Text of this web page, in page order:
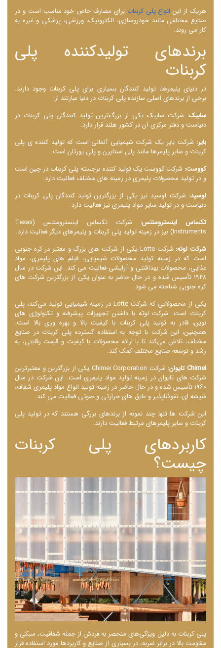
هریک از این انواع پلی کربنات برای مصارف خاص خود مناسب است و در
صنایع مختلفی مانند خودروسازی، الکترونیک، ورزشی، پزشکی و غیره به
کار می ‌روند.
برندهای تولیدکننده پلی
کربنات
در دنیای پلیمرها، تولید کنندگان بسیاری برای پلی کربنات وجود دارند.
برخی از برندهای اصلی سازنده پلی کربنات در دنیا عبارتند از:
سابیک: شرکت سابیک یکی از بزرگ‌ترین تولید کنندگان پلی کربنات در
دنیاست و دفتر مرکزی آن در کشور هلند قرار دارد.
بایر: شرکت بایر یک شرکت شیمیایی آلمانی است که تولید کننده ‌ی پلی
کربنات و سایر پلیمرها مانند پلی ‌استایرن و پلی ‌یورتان است.
کووست: شرکت کووست یک تولید کننده برجسته پلی کربنات در چین است
و در تولید محصولات پلیمری در زمینه ‌های مختلف فعالیت دارد.
لوسید: شرکت لوسید نیز یکی از بزرگترین تولید کنندگان پلی کربنات در
دنیاست و در تولید سایر مواد پلیمری نیز فعالیت دارد.
تکساس اینسترومنتس:
شرکت تکساس اینسترومنتس (Texas
Instruments) نیز در زمینه تولید پلی کربنات و پلیمرهای دیگر فعالیت دارد.
شرکت لوته:
شرکت Lotte یکی از شرکت ‌های بزرگ و معتبر در کره جنوبی
است که در زمینه تولید محصولات شیمیایی، فیلم ‌های پلیمری، مواد
غذایی، محصولات بهداشتی و آرایشی فعالیت می ‌کند. این شرکت در سال
۱۹۴۸ تأسیس شده و در حال حاضر به عنوان یکی از بزرگترین شرکت ‌های
کره جنوبی شناخته می شود.
یکی از محصولاتی که شرکت Lotte در زمینه شیمیایی تولید می‌کند، پلی
کربنات است. شرکت لوته با داشتن تجهیزات پیشرفته و تکنولوژی ‌های
نوین، قادر به تولید پلی کربنات با کیفیت بالا و بهره ‌وری بالا است.
همچنین، این شرکت با توجه به استفاده گسترده پلی کربنات در صنایع
مختلف، تلاش می‌کند تا با ارائه محصولات با کیفیت و قیمت رقابتی، به
رشد و توسعه صنایع مختلف کمک کند.
Chimei تایوان:
شرکت Chimei Corporation یکی از بزرگترین و معتبرترین
شرکت ‌های تایوان در زمینه تولید مواد پلیمری است. این شرکت در سال
۱۹۶۰ تأسیس شده و در حال حاضر در زمینه تولید انواع مواد پلیمری شفاف،
شیشه ‌ای، نفوذناپذیر و عایق ‌های حرارتی و صوتی فعالیت می ‌کند.
این شرکت‌ ها تنها چند نمونه از برندهای بزرگی هستند که در تولید پلی
کربنات و سایر پلیمرهای مرتبط فعالیت دارند.
کاربردهای پلی کربنات
چیست؟
پلی کربنات به دلیل ویژگی‌های منحصر به فردش از جمله شفافیت، سبکی و
مقاومت بالا در برابر ضربه، در بسیاری از صنایع و کاربردها مورد استفاده قرار